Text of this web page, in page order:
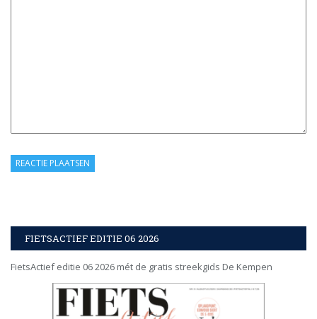
FIETSACTIEF EDITIE 06 2026
FietsActief editie 06 2026 mét de gratis streekgids De Kempen